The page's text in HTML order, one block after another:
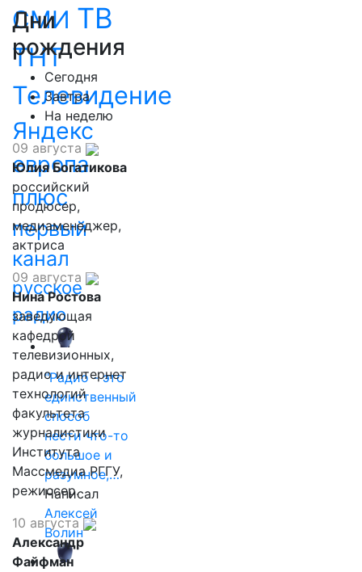
СМИ ТВ
ТНТ
Телевидение
Яндекс
европа
плюс
первый
канал
русское
радио
"Радио - это
единственный
способ
нести что-то
большое и
разумное,…
Написал
Алексей
Волин
Дни
рождения
Сегодня
Завтра
На неделю
09 августа
Юлия Богатикова
российский
продюсер,
медиаменеджер,
актриса
09 августа
Нина Ростова
заведующая
кафедрой
телевизионных,
радио и интернет
технологий
факультета
журналистики
Института
Массмедиа РГГУ,
режиссер.
10 августа
Александр
Файфман